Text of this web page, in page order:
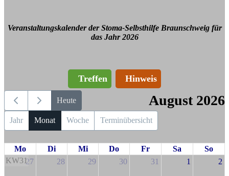
Veranstaltungskalender der Stoma-Selbsthilfe Braunschweig für
das Jahr 2026
Treffen Hinweis
Heute August 2026
Jahr Monat Woche Terminübersicht
Mo Di Mi Do Fr Sa
So
KW3127 28 29 30 31 1 2